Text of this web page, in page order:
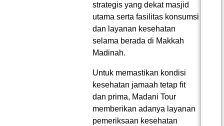
strategis yang dekat masjid
utama serta fasilitas konsumsi
dan layanan kesehatan
selama berada di Makkah
Madinah.
Untuk memastikan kondisi
kesehatan jamaah tetap fit
dan prima, Madani Tour
memberikan adanya layanan
pemeriksaan kesehatan